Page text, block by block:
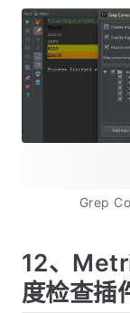
Grep
12、
度检查插